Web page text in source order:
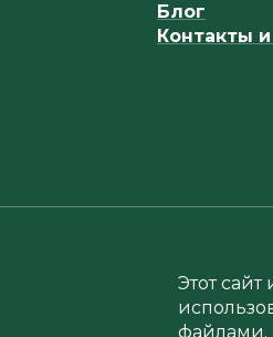
Блог
Контакты
Этот
файлами.